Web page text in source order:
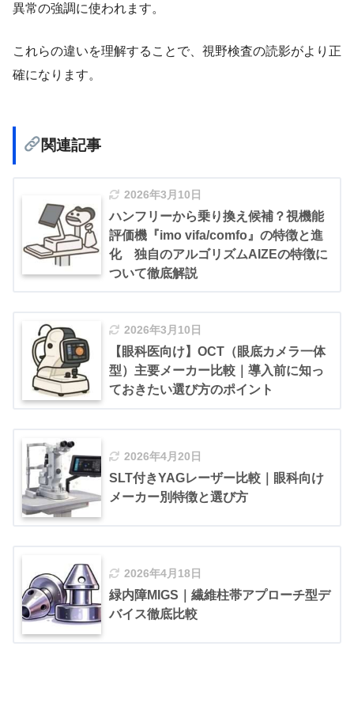
異常の強調に使われます。
これらの違いを理解することで、視野検査の読影がより正
確になります。
関連記事
2026年3月10日
ハンフリーから乗り換え候補？視機能
評価機『imo vifa/comfo』の特徴と進
化 独自のアルゴリズムAIZEの特徴に
ついて徹底解説
2026年3月10日
【眼科医向け】OCT（眼底カメラ一体
型）主要メーカー比較｜導入前に知っ
ておきたい選び方のポイント
2026年4月20日
SLT付きYAGレーザー比較｜眼科向け
メーカー別特徴と選び方
2026年4月18日
緑内障MIGS｜繊維柱帯アプローチ型デ
バイス徹底比較